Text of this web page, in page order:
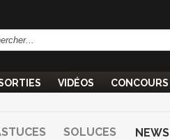
VIDÉOS CONCOURS
SOLUCES NEWS